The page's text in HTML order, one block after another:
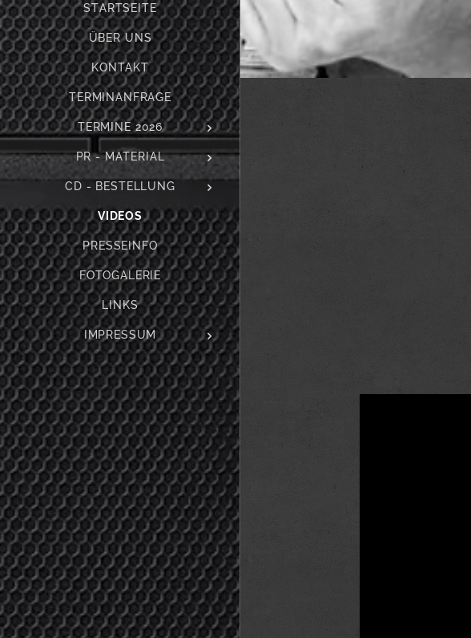
STARTSEITE
ÜBER UNS
KONTAKT
TERMINANFRAGE
TERMINE 2026
PR - MATERIAL
CD - BESTELLUNG
VIDEOS
PRESSEINFO
FOTOGALERIE
LINKS
IMPRESSUM